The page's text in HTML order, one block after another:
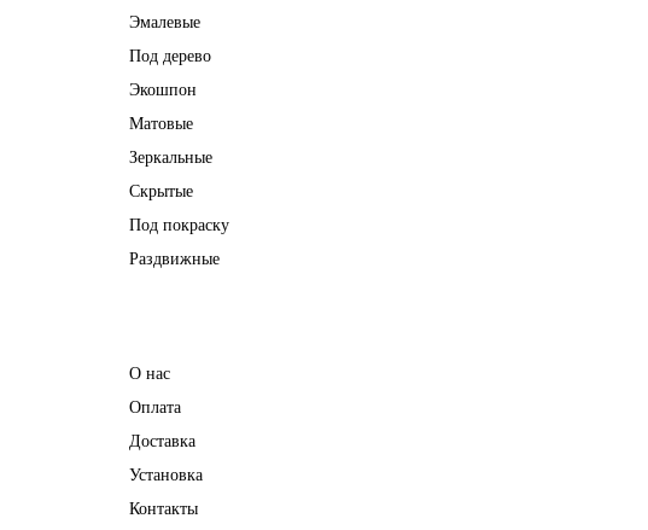
Эмалевые
Под дерево
Экошпон
Матовые
Зеркальные
Скрытые
Под покраску
Раздвижные
О нас
Оплата
Доставка
Установка
Контакты